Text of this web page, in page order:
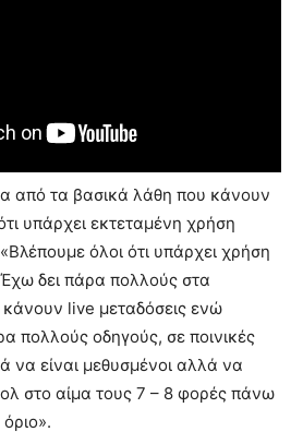
από τα βασικά λάθη που κάνουν
υπάρχει εκτεταμένη χρήση
όλοι ότι υπάρχει χρήση
δει πάρα πολλούς στα
κάνουν live μεταδόσεις ενώ
πολλούς οδηγούς, σε ποινικές
να είναι μεθυσμένοι αλλά να
στο αίμα τους 7 – 8 φορές πάνω